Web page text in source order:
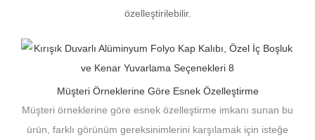
özelleştirilebilir.
Müşteri Örneklerine Göre Esnek Özelleştirme
Müşteri örneklerine göre esnek özelleştirme imkanı sunan bu
ürün, farklı görünüm gereksinimlerini karşılamak için isteğe